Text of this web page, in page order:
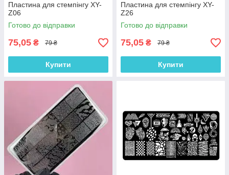
Пластина для стемпінгу XY-
Z06
Готово до відправки
75,05 ₴ 79 ₴
Купити
Пластина для стемпінгу XY-
Z26
Готово до відправки
75,05 ₴ 79 ₴
Купити